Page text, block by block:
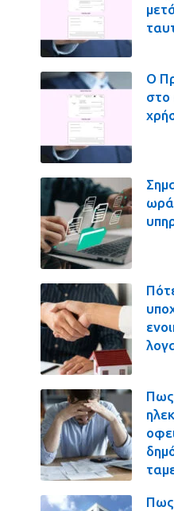
Ο
στο
Πως
Πως